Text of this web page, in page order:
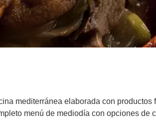
mediterránea elaborada con productos
menú de mediodía con opciones de